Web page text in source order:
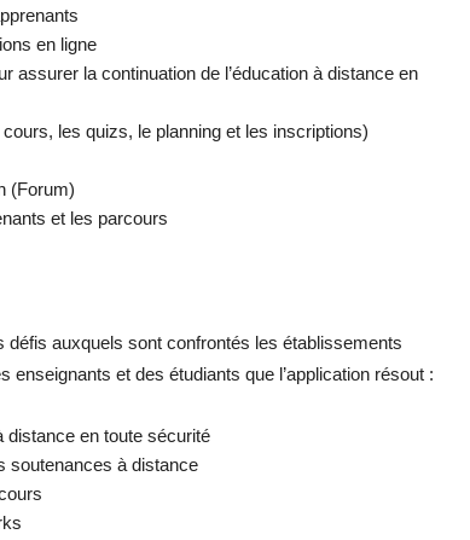
en ligne
assurer la continuation de l’éducation à distance en
les quizs, le planning et les inscriptions)
(Forum)
et les parcours
défis auxquels sont confrontés les établissements
enseignants et des étudiants que l’application résout :
en toute sécurité
soutenances à distance